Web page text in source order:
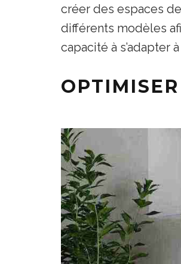
créer des espaces
différents modèles
capacité à